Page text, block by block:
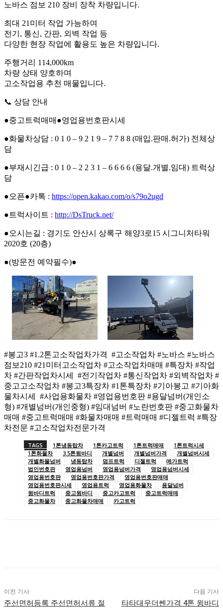
노바스 점보 210 장비 장착 차량입니다.
최대 21미터 작업 가능하여
전기, 통신, 간판, 외벽 작업 등
다양한 현장 작업에 활용도 높은 차량입니다.
주행거리 114,000km
차량 상태 양호하며
고소작업용 추천 매물입니다.
📞 상담 안내
●중고트럭매매●영업용번호판시세
●화물차상담 : 0 1 0 – 9 2 1 9 – 7 7 8 8 (매입.판매.허가) 전체상
담
●부재시긴급 : 0 1 0 – 2 2 3 1 – 6 6 6 6 (용달.개별.임대) 트럭상
담
●오픈●카톡 : https://open.kakao.com/o/s79o2ugd
●트럭사이트 : http://DsTruck.net/
●오시는길 : 경기도 안산시 상록구 해양3로15 시그니처타워
2020호 (20층)
●(방문전 예약필수)●
#봉고3 #1.2톤고소작업차가격 #고소작업차 #노바스 #노바스
점보210 #21미터고소작업차 #고소작업차매매 #특장차 #작업
차 #간판작업차시세 #전기작업차 #통신작업차 #외벽작업차 #
중고고소작업차 #봉고3특장차 #1톤특장차 #기아봉고 #기아화
물차시세 #사업용화물차 #영업용번호판 #용달넘버(개인소
형) #개별넘버(개인중형) #임대넘버 #노란번호판 #중고화물차
매매 #중고트럭매매 #화물차매매 #트럭매매 #디젤트럭 #특장
차전문 #고소작업차전문가격
TAGS 1톤냉동탑차 1톤카고트럭 1톤트럭매매
1톤트럭시세
1톤화물차
3.5톤윙바디 개별넘버 개별넘버가격
개별넘버시세
개별화물넘버
냉동탑차 덤프트럭 디젤트럭
메가트럭
법인번호판
영업용넘버 영업용넘버가격
영업용넘버시세
영업용번호판
영업용번호판가격
영업용번호판매매
영업용번호판시세
영업용트럭 영업용화물차
용달넘버
윙바디트럭
중고윙바디 중고카고트럭
중고트럭매매
중고화물차
중고화물차매매 카고트럭
이전 기사
주선면허등록 주선면허서류 절
다음 기사
타타대우더쎈가격 4톤 윙바디